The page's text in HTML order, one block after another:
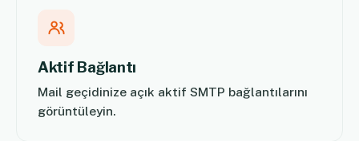
Aktif Bağlantı
Mail geçidinize açık aktif SMTP bağlantılarını
görüntüleyin.